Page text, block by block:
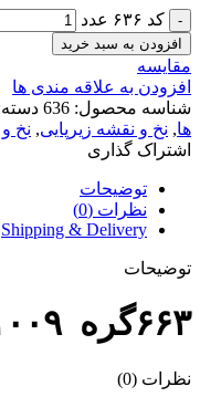
کد ۶۳۶ عدد
افزودن به سبد خرید
مقایسه
افزودن به علاقه مندی ها
شناسه محصول: 636
ها, نخ و نقشه زیرپایی, نخ
اشتراک گذاری
توضیحات
نظرات (0)
Shipping & Delivery
توضیحات
۶۶۳گره ۱۰۰۹
نظرات (0)